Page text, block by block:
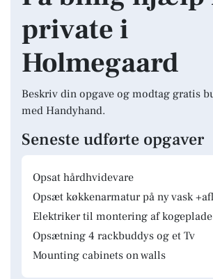
private i
Holmegaard
Beskriv din opgave og modtag gratis
med Handyhand.
Seneste udførte opgaver
Opsat hårdhvidevare
Opsæt køkkenarmatur på ny vask
Elektriker til montering af kogeplade
Opsætning 4 rackbuddys og et Tv
Mounting cabinets on walls